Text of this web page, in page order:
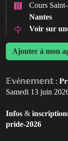
Cours
Nantes
Voir sur
Ajouter à mon
𝔼𝕧é𝕟𝕖𝕞𝕖𝕟𝕥 :
Samedi 13 juin
𝐈𝐧𝐟𝐨𝐬 &
pride-2026